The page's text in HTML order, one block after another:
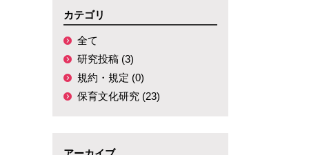
カテゴリ
全て
研究投稿 (3)
規約・規定 (0)
保育文化研究 (23)